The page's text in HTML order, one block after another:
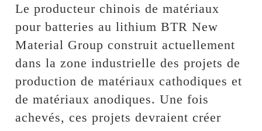
Le producteur chinois de matériaux
pour batteries au lithium BTR New
Material Group construit actuellement
dans la zone industrielle des projets de
production de matériaux cathodiques et
de matériaux anodiques. Une fois
achevés, ces projets devraient créer